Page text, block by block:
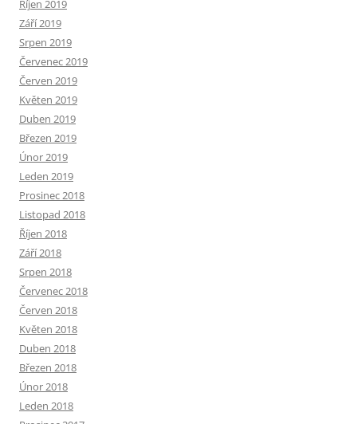
Říjen 2019
Září 2019
Srpen 2019
Červenec 2019
Červen 2019
Květen 2019
Duben 2019
Březen 2019
Únor 2019
Leden 2019
Prosinec 2018
Listopad 2018
Říjen 2018
Září 2018
Srpen 2018
Červenec 2018
Červen 2018
Květen 2018
Duben 2018
Březen 2018
Únor 2018
Leden 2018